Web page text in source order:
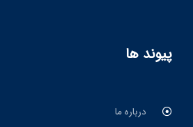
پیوند ها
درباره ما